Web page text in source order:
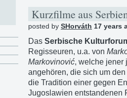
Kurzfilme aus
posted by SHorváth 17 years
Das Serbische
Regisseuren, u.a. von
Markovinović, welche jener
angehören, die sich um den
die Tradition einer gegen
Jugoslawien entstandenen